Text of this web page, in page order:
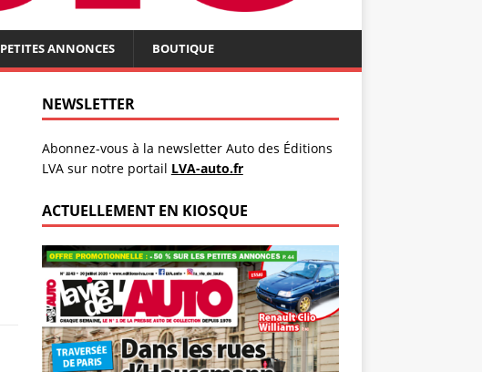
PETITES ANNONCES BOUTIQUE
NEWSLETTER
Abonnez-vous à la newsletter Auto des Éditions
LVA sur notre portail LVA-auto.fr
ACTUELLEMENT EN KIOSQUE